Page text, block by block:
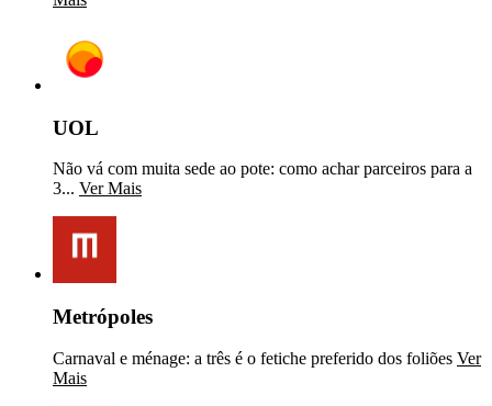
UOL
Não vá com muita sede ao pote: como achar parceiros para a
3... Ver Mais
Metrópoles
Carnaval e ménage: a três é o fetiche preferido dos foliões Ver
Mais